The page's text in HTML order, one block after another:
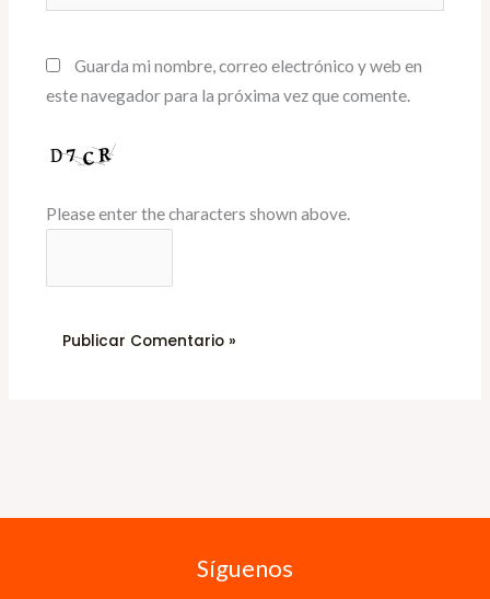
Guarda mi nombre, correo electrónico y web en
este navegador para la próxima vez que comente.
Please enter the characters shown above.
Síguenos